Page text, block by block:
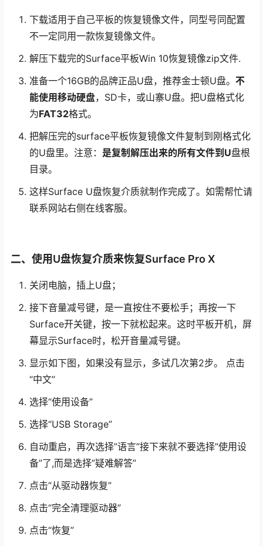
下载适用于自己平板的恢复镜像文件，同型号同配置
不一定同用一款恢复镜像文件。
解压下载完的Surface平板Win 10恢复镜像zip文件.
准备一个16GB的品牌正品U盘，推荐金士顿U盘。 不
能使用移动硬盘，SD卡，或山寨U盘。把U盘格式化
为FAT32格式。
把解压完的surface平板恢复镜像文件复制到刚格式化
的U盘里。注意： 是复制解压出来的所有文件到U盘根
目录。
这样Surface U盘恢复介质就制作完成了。如需帮忙请
联系网站右侧在线客服。
二、使用U盘恢复介质来恢复Surface Pro X
关闭电脑，插上U盘；
接下音量减号键，是一直按住不要松手；再按一下
Surface开关键，按一下就松起来。这时平板开机，屏
幕显示Surface时，松开音量减号键。
显示如下图，如果没有显示，多试几次第2步。 点击
“中文”
选择“使用设备”
选择“USB Storage”
自动重启，再次选择”语言”接下来就不要选择”使用设
备”了,而是选择”疑难解答”
点击“从驱动器恢复”
点击“完全清理驱动器”
点击“恢复”